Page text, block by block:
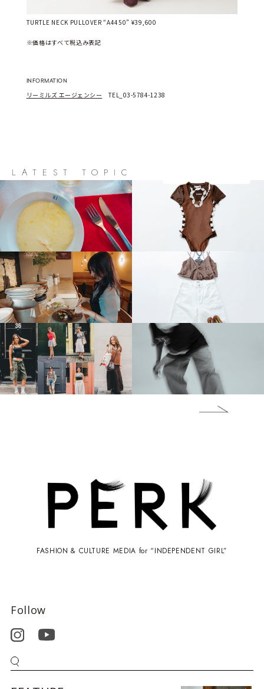
TURTLE NECK PULLOVER “A4450” ¥39,600
※価格はすべて税込み表記
INFORMATION
リーミルズ エージェンシー TEL_03-5784-1238
LATEST TOPIC
FASHION & CULTURE MEDIA for “INDEPENDENT GIRL”
Follow